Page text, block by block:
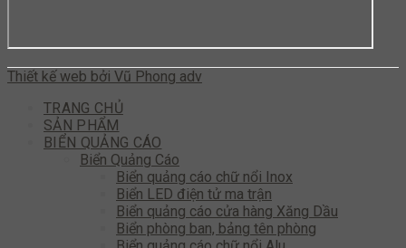
Thiết kế web bởi Vũ Phong adv
TRANG CHỦ
SẢN PHẨM
BIỂN QUẢNG CÁO
Biển Quảng Cáo
Biển quảng cáo chữ nổi Inox
Biển LED điện tử ma trận
Biển quảng cáo cửa hàng Xăng Dầu
Biển phòng ban, bảng tên phòng